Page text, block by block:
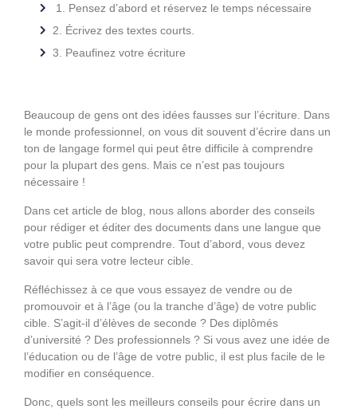
1. Pensez d’abord et réservez le temps nécessaire
2. Écrivez des textes courts.
3. Peaufinez votre écriture
Beaucoup de gens ont des idées fausses sur l’écriture. Dans
le monde professionnel, on vous dit souvent d’écrire dans un
ton de langage formel qui peut être difficile à comprendre
pour la plupart des gens. Mais ce n’est pas toujours
nécessaire !
Dans cet article de blog, nous allons aborder des conseils
pour rédiger et éditer des documents dans une langue que
votre public peut comprendre. Tout d’abord, vous devez
savoir qui sera votre lecteur cible.
Réfléchissez à ce que vous essayez de vendre ou de
promouvoir et à l’âge (ou la tranche d’âge) de votre public
cible. S’agit-il d’élèves de seconde ? Des diplômés
d’université ? Des professionnels ? Si vous avez une idée de
l’éducation ou de l’âge de votre public, il est plus facile de le
modifier en conséquence.
Donc, quels sont les meilleurs conseils pour écrire dans un